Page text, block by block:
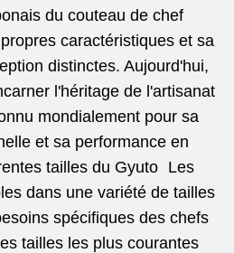
du couteau de chef
caractéristiques et sa
distinctes. Aujourd'hui,
l'héritage de l'artisanat
mondialement pour sa
et sa performance en
tailles du Gyuto Les
dans une variété de tailles
spécifiques des chefs
tailles les plus courantes